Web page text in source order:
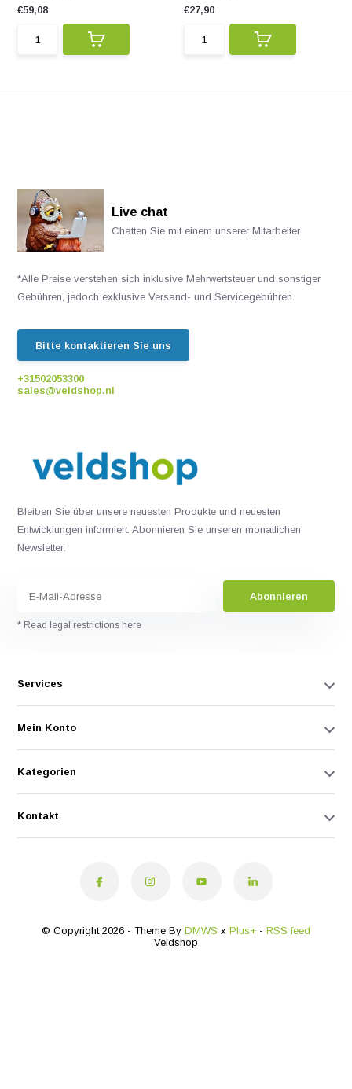
€59,08 €27,90
Live chat
Chatten Sie mit einem unserer Mitarbeiter
*Alle Preise verstehen sich inklusive Mehrwertsteuer und sonstiger
Gebühren, jedoch exklusive Versand- und Servicegebühren.
Bitte kontaktieren Sie uns
+31502053300
sales@veldshop.nl
Bleiben Sie über unsere neuesten Produkte und neuesten
Entwicklungen informiert. Abonnieren Sie unseren monatlichen
Newsletter:
Abonnieren
* Read legal restrictions here
Services
Mein Konto
Kategorien
Kontakt
© Copyright 2026 - Theme By DMWS x Plus+ - RSS feed
Veldshop